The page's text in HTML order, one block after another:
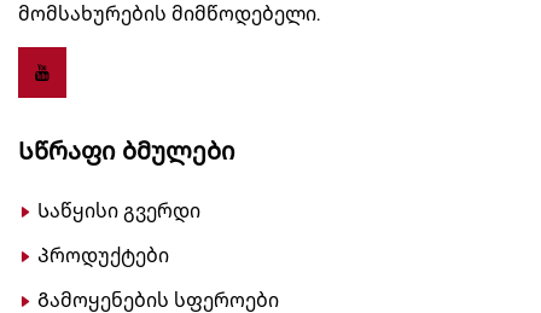
მომსახურების მიმწოდებელი.
Სწრაფი Ბმულები
Საწყისი გვერდი
Პროდუქტები
Გამოყენების სფეროები